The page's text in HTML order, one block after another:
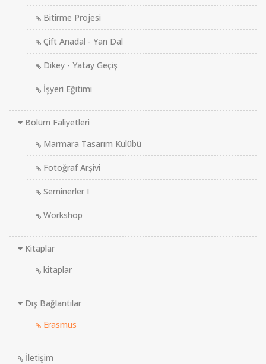
Bitirme Projesi
Çift Anadal - Yan Dal
Dikey - Yatay Geçiş
İşyeri Eğitimi
Bölüm Faliyetleri
Marmara Tasarım Kulübü
Fotoğraf Arşivi
Seminerler I
Workshop
Kitaplar
kitaplar
Dış Bağlantılar
Erasmus
İletişim